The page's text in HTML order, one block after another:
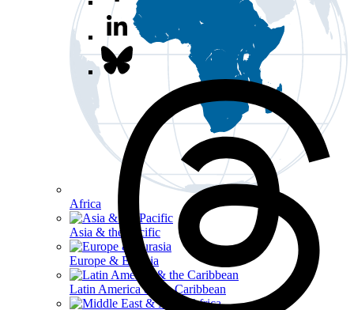
Africa
Asia & the Pacific
Europe & Eurasia
Latin America & the Caribbean